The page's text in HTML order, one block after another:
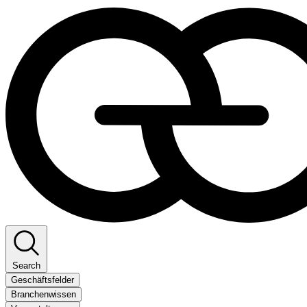
Search
Geschäftsfelder
Branchenwissen